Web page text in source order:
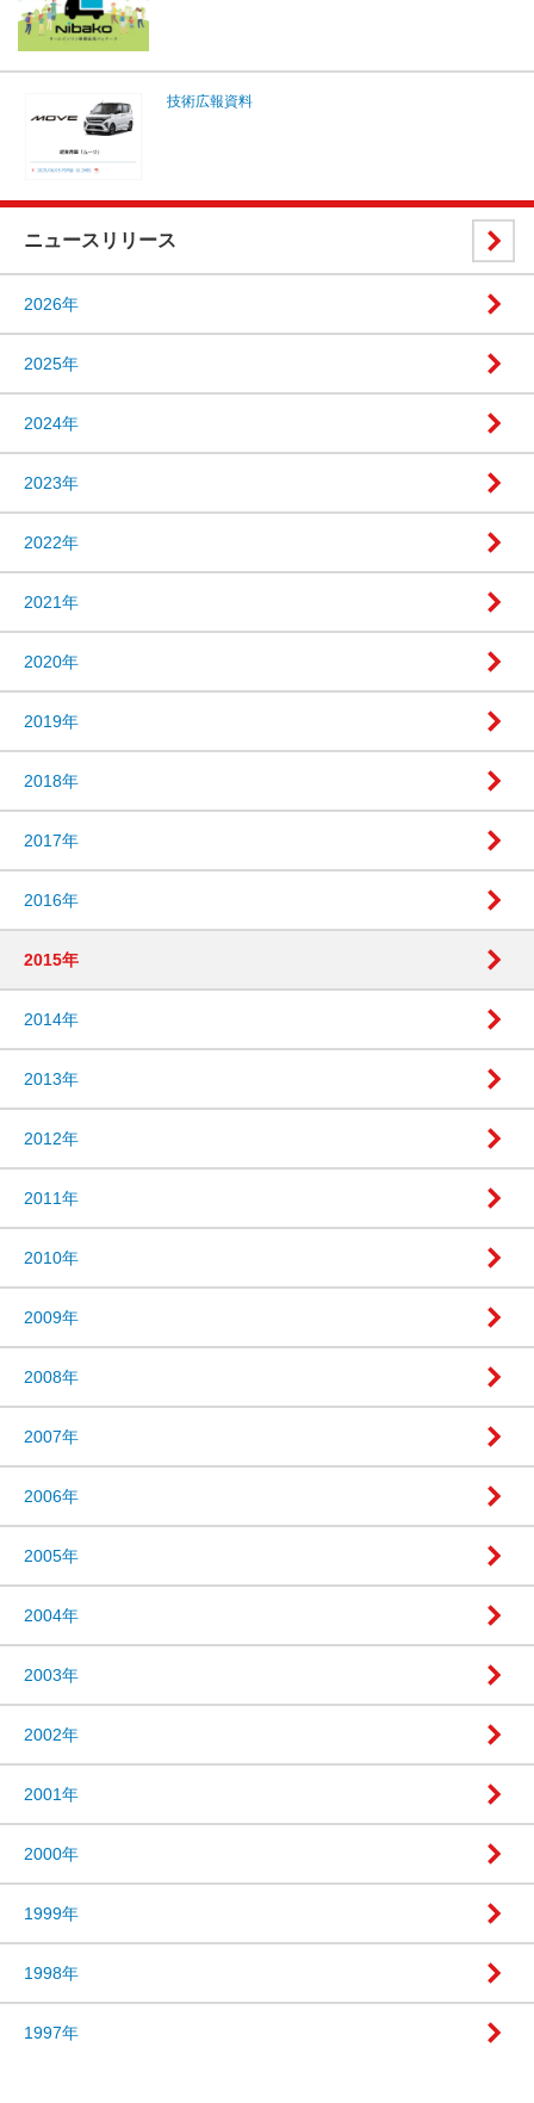
技術広報資料
ニュースリリース
2026年
2025年
2024年
2023年
2022年
2021年
2020年
2019年
2018年
2017年
2016年
2015年
2014年
2013年
2012年
2011年
2010年
2009年
2008年
2007年
2006年
2005年
2004年
2003年
2002年
2001年
2000年
1999年
1998年
1997年